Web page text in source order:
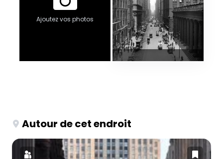
Ajoutez vos photos
Autour de cet endroit